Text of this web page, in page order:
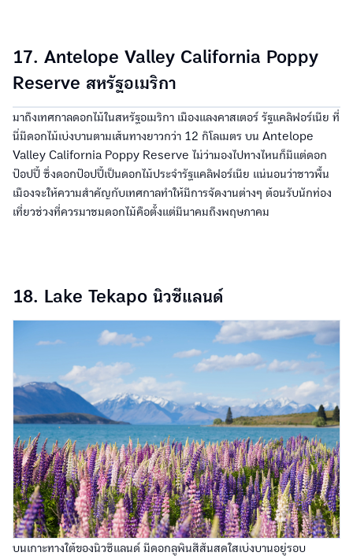
17. Antelope Valley California Poppy
Reserve สหรัฐอเมริกา
มาถึงเทศกาลดอกไม้ในสหรัฐอเมริกา เมืองแลงคาสเตอร์ รัฐแคลิฟอร์เนีย ที่
นี่มีดอกไม้เบ่งบานตามเส้นทางยาวกว่า 12 กิโลเมตร บน Antelope
Valley California Poppy Reserve ไม่ว่ามองไปทางไหนก็มีแต่ดอก
ป๊อปปี้ ซึ่งดอกป๊อปปี้เป็นดอกไม้ประจำรัฐแคลิฟอร์เนีย แน่นอนว่าชาวพื้น
เมืองจะให้ความสำคัญกับเทศกาลทำให้มีการจัดงานต่างๆ ต้อนรับนักท่อง
เที่ยวช่วงที่ควรมาชมดอกไม้คือตั้งแต่มีนาคมถึงพฤษภาคม
18. Lake Tekapo นิวซีแลนด์
บนเกาะทางใต้ของนิวซีแลนด์ มีดอกลูพินสีสันสดใสเบ่งบานอยู่รอบ